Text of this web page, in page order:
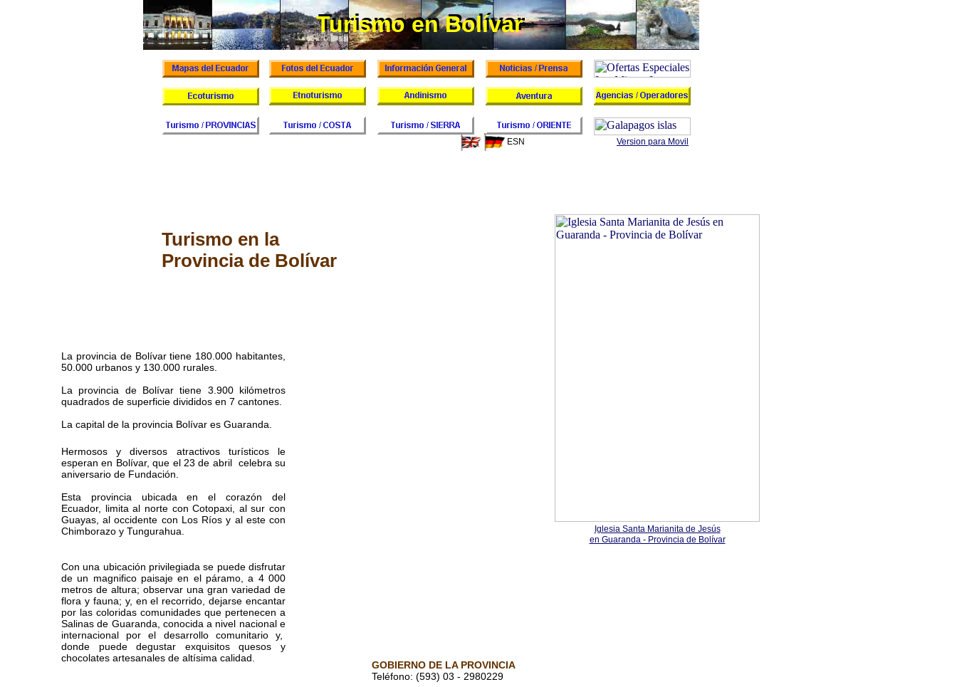
La provincia de Bolívar tiene 180.000 habitantes,
50.000 urbanos y 130.000 rurales.
La provincia de Bolívar tiene 3.900 kilómetros
quadrados de superficie divididos en 7 cantones.
La capital de la provincia Bolívar es Guaranda.
Turismo en la
Provincia de Bolívar
Hermosos y diversos atractivos turísticos le
esperan en Bolívar, que el 23 de abril celebra su
aniversario de Fundación.
Esta provincia ubicada en el corazón del
Ecuador, limita al norte con Cotopaxi, al sur con
Guayas, al occidente con Los Ríos y al este con
Chimborazo y Tungurahua.
Con una ubicación privilegiada se puede disfrutar
de un magnifico paisaje en el páramo, a 4 000
metros de altura; observar una gran variedad de
flora y fauna; y, en el recorrido, dejarse encantar
por las coloridas comunidades que pertenecen a
Salinas de Guaranda, conocida a nivel nacional e
internacional por el desarrollo comunitario y,
donde puede degustar exquisitos quesos y
chocolates artesanales de altísima calidad.
Iglesia Santa Marianita de Jesús
en Guaranda - Provincia de Bolívar
Turismo en Bolívar
Turismo en Bolívar
Version para Movil
ESN
GOBIERNO DE LA PROVINCIA
Teléfono: (593) 03 - 2980229